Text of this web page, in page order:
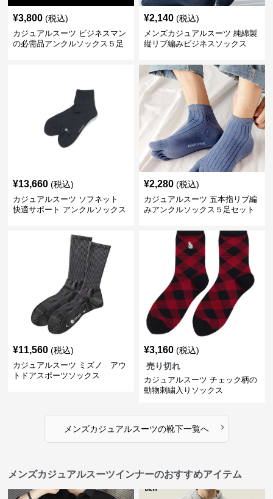
¥3,800 (税込)
カジュアルスーツ ビジネスマン
の必需品アンクルソックス５足
¥2,140 (税込)
メンズカジュアルスーツ 純綿製
縦リブ編みビジネスソックス
¥13,660 (税込)
カジュアルスーツ ソフネット
快適サポート アンクルソックス
¥2,280 (税込)
カジュアルスーツ 五本指リブ編
みアンクルソックス５足セット
¥11,560 (税込)
カジュアルスーツ ミズノ アウ
トドアスポーツソックス
¥3,160 (税込)
売り切れ
カジュアルスーツ チェック柄の
動物刺繍入りソックス
メンズカジュアルスーツの靴下一覧へ ›
メンズカジュアルスーツインナーのおすすめアイテム